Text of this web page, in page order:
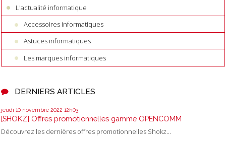
L'actualité informatique
Accessoires informatiques
Astuces informatiques
Les marques informatiques
DERNIERS ARTICLES
jeudi 10 novembre 2022 12h03
[SHOKZ] Offres promotionnelles gamme OPENCOMM
Découvrez les dernières offres promotionnelles Shokz...